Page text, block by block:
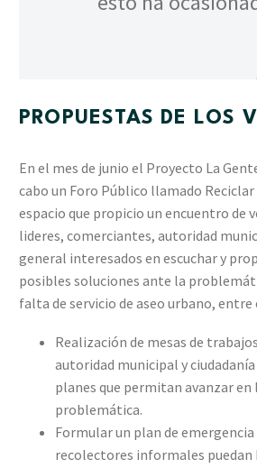
PROPUESTAS DE LOS
En el mes de junio el Proyecto La
cabo un Foro Público llamado Reciclar
espacio que propicio un encuentro de
lideres, comerciantes, autoridad
general interesados en escuchar y
posibles soluciones ante la
falta de servicio de aseo urbano, entre
Realización de mesas de
autoridad municipal y
planes que permitan avanzar en
problemática.
Formular un plan de
recolectores informales puedan